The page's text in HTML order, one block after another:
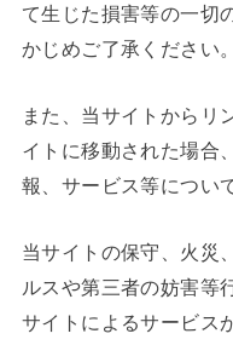
て生じた損害等の一切
かじめご了承ください。
また、当サイトからリ
イトに移動された場合
報、サービス等につい
当サイトの保守、火災
ルスや第三者の妨害等
サイトによるサービス